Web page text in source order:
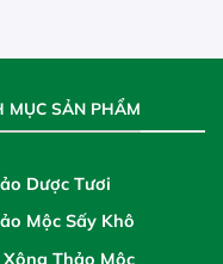
MỤC SẢN PHẨM
Dược Tươi
Mộc Sấy Khô
Xông Thảo Mộc